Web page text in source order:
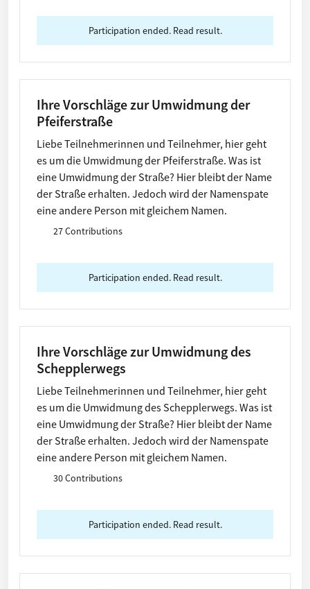
Participation ended. Read result.
Ihre Vorschläge zur Umwidmung der
Pfeiferstraße
Liebe Teilnehmerinnen und Teilnehmer, hier geht
es um die Umwidmung der Pfeiferstraße. Was ist
eine Umwidmung der Straße? Hier bleibt der Name
der Straße erhalten. Jedoch wird der Namenspate
eine andere Person mit gleichem Namen.
27 Contributions
Participation ended. Read result.
Ihre Vorschläge zur Umwidmung des
Schepplerwegs
Liebe Teilnehmerinnen und Teilnehmer, hier geht
es um die Umwidmung des Schepplerwegs. Was ist
eine Umwidmung der Straße? Hier bleibt der Name
der Straße erhalten. Jedoch wird der Namenspate
eine andere Person mit gleichem Namen.
30 Contributions
Participation ended. Read result.